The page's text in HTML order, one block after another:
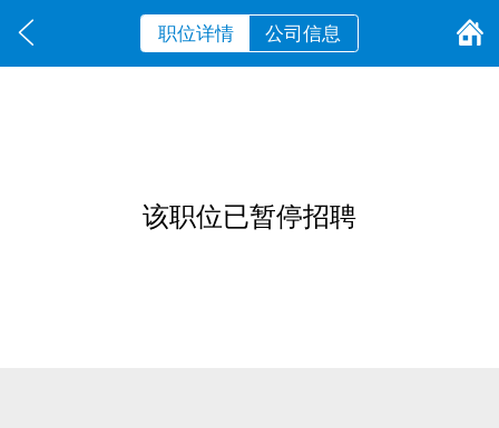
职位详情 公司信息
该职位已暂停招聘